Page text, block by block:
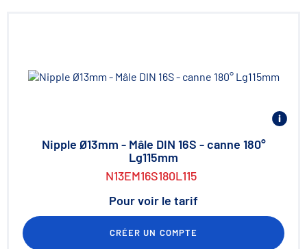
Nipple Ø13mm - Mâle DIN 16S - canne 180°
Lg115mm
N13EM16S180L115
Pour voir le tarif
CRÉER UN COMPTE